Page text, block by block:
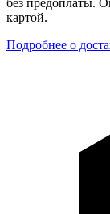
картой.
Подробнее о